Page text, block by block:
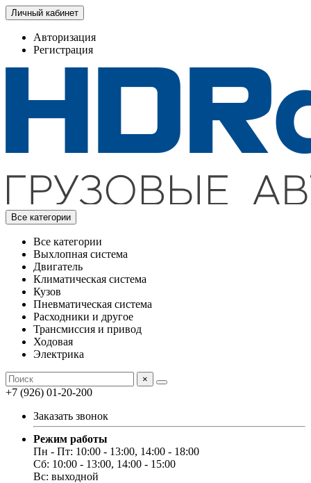
Личный кабинет
Авторизация
Регистрация
Все категории
Все категории
Выхлопная система
Двигатель
Климатическая система
Кузов
Пневматическая система
Расходники и другое
Трансмиссия и привод
Ходовая
Электрика
×
+7 (926) 01-20-200
Заказать звонок
Режим работы
Пн - Пт: 10:00 - 13:00, 14:00 - 18:00
Сб: 10:00 - 13:00, 14:00 - 15:00
Вс: выходной